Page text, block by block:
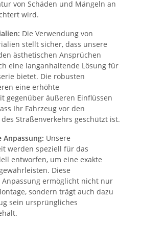
von Schäden und Mängeln an
wird.
Die Verwendung von
stellt sicher, dass unsere
ästhetischen Ansprüchen
eine langanhaltende Lösung für
bietet. Die robusten
eine erhöhte
gegenüber äußeren Einflüssen
Ihr Fahrzeug vor den
Straßenverkehrs geschützt ist.
Anpassung: Unsere
werden speziell für das
entworfen, um eine exakte
Diese
ermöglicht nicht nur
sondern trägt auch dazu
sein ursprüngliches